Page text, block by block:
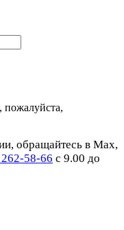
пожалуйста,
обращайтесь в Max,
58-66 с 9.00 до